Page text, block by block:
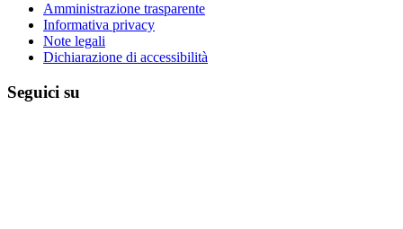
Amministrazione trasparente
Informativa privacy
Note legali
Dichiarazione di accessibilità
Seguici su